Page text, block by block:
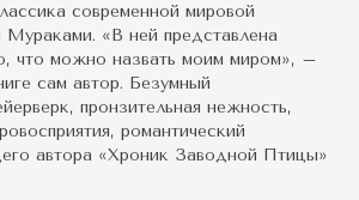
современной мировой
Мураками. «В ней представлена
что можно назвать моим миром», –
сам автор. Безумный
пронзительная нежность,
романтический
автора «Хроник Заводной Птицы»